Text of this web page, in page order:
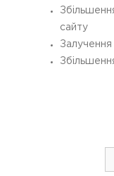
сайту
Залучення